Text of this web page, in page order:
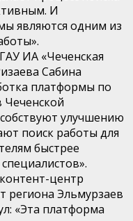
И
являются одним из
ИА «Чеченская
Сабина
платформы по
Чеченской
улучшению
поиск работы для
быстрее
центр
региона Эльмурзаев
«Эта платформа